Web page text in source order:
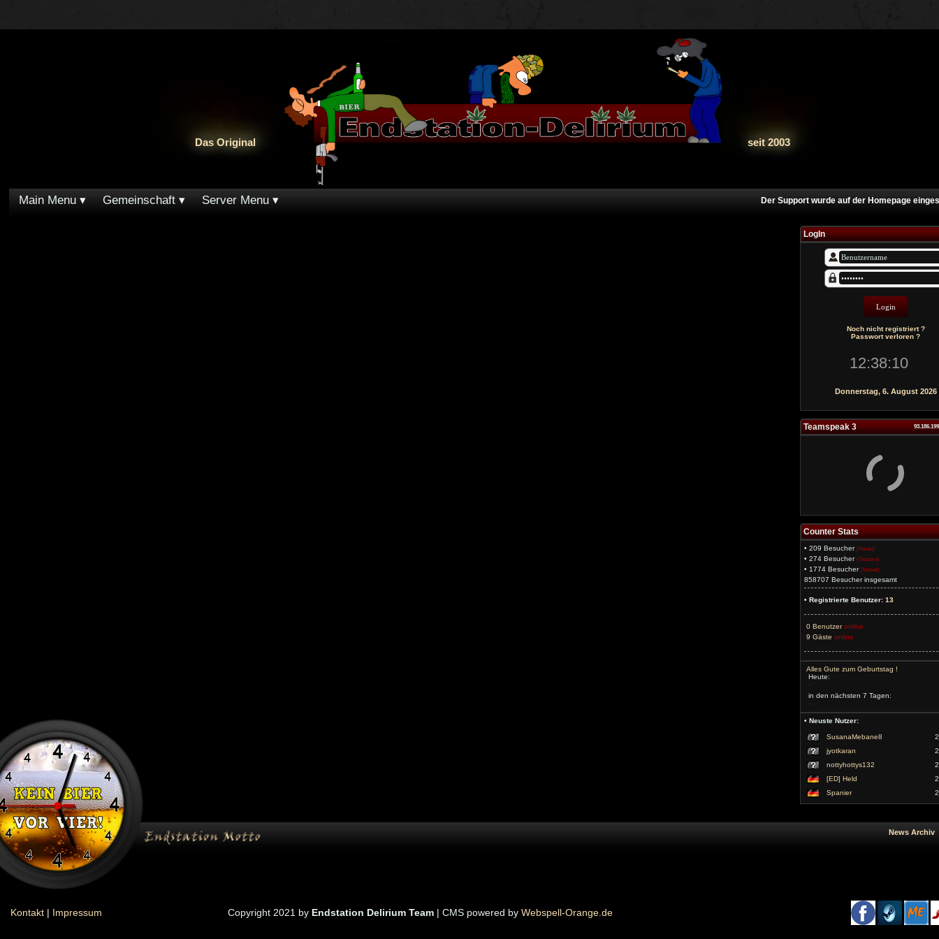
Das Original seit 2003
Main Menu Gemeinschaft Server Menu Der Support wurde auf der Homepage
LogIn
Noch nicht registriert ?
Passwort verloren ?
Donnerstag, 6. August 2026
Teamspeak 3
Counter Stats
• 209 Besucher (Heute)
• 274 Besucher (Gestern)
• 1774 Besucher (Monat)
858707 Besucher insgesamt
• Registrierte Benutzer: 13
0 Benutzeronline
9 Gäste online
Alles Gute zum Geburtstag !
Heute:
-
in den nächsten 7 Tagen:
-
• Neuste Nutzer:
SusanaMebane8
jyotkaran
nottyhottys132
[ED] Held
Spanier
News
Kontakt | Impressum Copyright 2021 by Endstation Delirium Team | CMS powered by Webspell-Orange.de